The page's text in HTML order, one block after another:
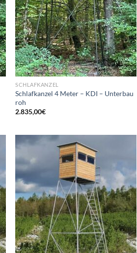
SCHLAFKANZEL
Schlafkanzel 4 Meter – KDI – Unterbau
roh
2.835,00€